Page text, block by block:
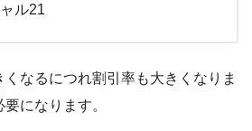
ル21
なるにつれ割引率も大きくなりま
になります。